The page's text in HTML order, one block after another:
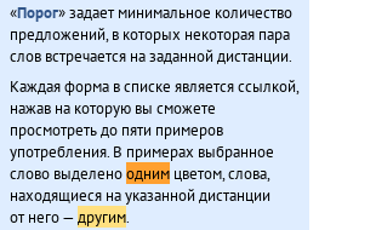
«Порог» задает минимальное количество
предложений, в которых некоторая пара
слов встречается на заданной дистанции.
Каждая форма в списке является ссылкой,
нажав на которую вы сможете
просмотреть до пяти примеров
употребления. В примерах выбранное
слово выделеноодним цветом, слова,
находящиеся на указанной дистанции
от него —другим.